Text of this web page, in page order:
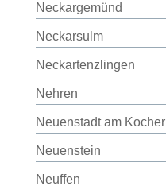
Neckargemünd
Neckarsulm
Neckartenzlingen
Nehren
Neuenstadt am Kocher
Neuenstein
Neuffen